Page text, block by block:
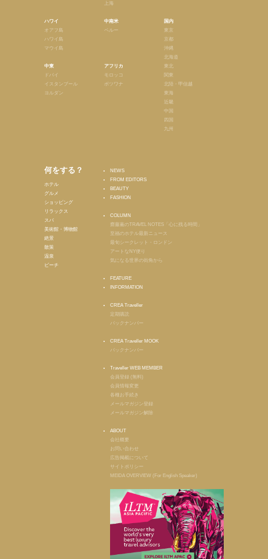
ハワイ
オアフ島
ハワイ島
マウイ島
中東
ドバイ
イスタンブール
ヨルダン
上海
中南米
ペルー
アフリカ
モロッコ
ボツワナ
国内
東京
京都
沖縄
北海道
東北
関東
北陸・甲信越
東海
近畿
中国
四国
九州
何をする？
ホテル
グルメ
ショッピング
リラックス
スパ
美術館・博物館
絶景
散策
温泉
ビーチ
NEWS
FROM EDITORS
BEAUTY
FASHION
COLUMN
齋藤薫のTRAVEL NOTES「心に残る時間」
至福のホテル最新ニュース
最旬シークレット・ロンドン
アートなNY便り
気になる世界の街角から
FEATURE
INFORMATION
CREA Traveller
定期購読
バックナンバー
CREA Traveller MOOK
バックナンバー
Traveller WEB MEMBER
会員登録 (無料)
会員情報変更
各種お手続き
メールマガジン登録
メールマガジン解除
ABOUT
会社概要
お問い合わせ
広告掲載について
サイトポリシー
MEIDA OVERVIEW (For English Speaker)